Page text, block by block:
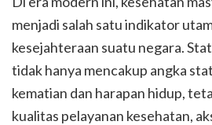
menjadi salah satu indikator
kesejahteraan suatu negara.
tidak hanya mencakup angka
kematian dan harapan hidup,
kualitas pelayanan kesehatan,